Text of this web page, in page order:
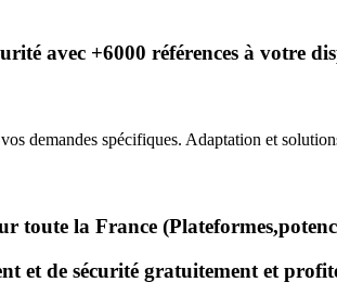
avec +6000 références à votre
demandes spécifiques. Adaptation et
toute la France
et de sécurité gratuitement et